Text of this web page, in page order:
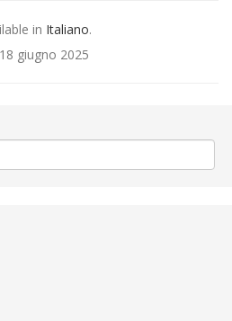
in Italiano.
18 giugno 2025